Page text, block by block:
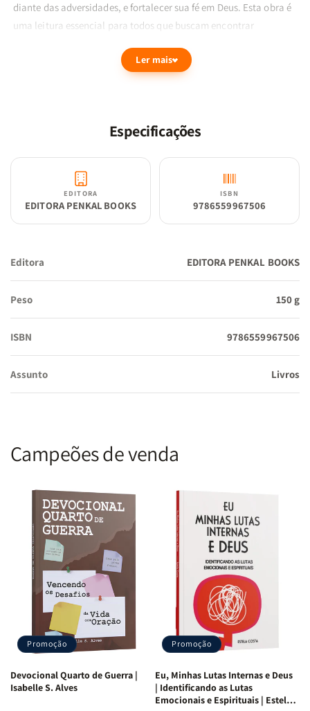
diante das adversidades, e fortalecer sua fé em Deus. Esta obra é
uma leitura essencial para todos que buscam encontrar
Ler mais
Especificações
EDITORA
EDITORA PENKAL BOOKS
ISBN
9786559967506
Editora EDITORA PENKAL BOOKS
Peso 150 g
ISBN 9786559967506
Assunto Livros
Campeões de venda
Promoção
Devocional Quarto de Guerra |
Isabelle S. Alves
Promoção
Eu, Minhas Lutas Internas e Deus
| Identificando as Lutas
Emocionais e Espirituais | Estela